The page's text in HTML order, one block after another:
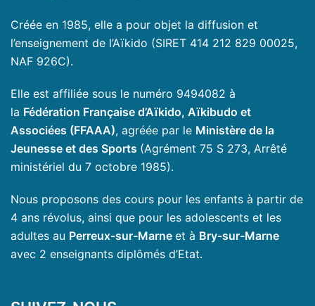
Créée en 1985, elle a pour objet la diffusion et
l’enseignement de l’Aïkido (SIRET 414 212 829 00025,
NAF 926C).
Elle est affiliée sous le numéro 9494082 à
la Fédération Française d’Aïkido, Aïkibudo et
Associées (FFAAA), agréée par le Ministère de la
Jeunesse et des Sports (Agrément 75 S 273, Arrêté
ministériel du 7 octobre 1985).
Nous proposons des cours pour les enfants à partir de
4 ans révolus, ainsi que pour les adolescents et les
adultes au Perreux-sur-Marne et à Bry-sur-Marne
avec 2 enseignants diplômés d’Etat.